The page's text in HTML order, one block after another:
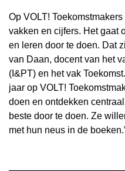
Op VOLT!
vakken en cijfers. Het gaat
en leren door te doen. Dat
van Daan, docent van het
(I&PT) en het vak
jaar op VOLT!
doen en ontdekken
beste door te doen. Ze
met hun neus in de